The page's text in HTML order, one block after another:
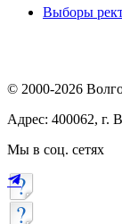
Выборы
© 2000-2026
Адрес: 400062, г.
Мы в соц. сетях